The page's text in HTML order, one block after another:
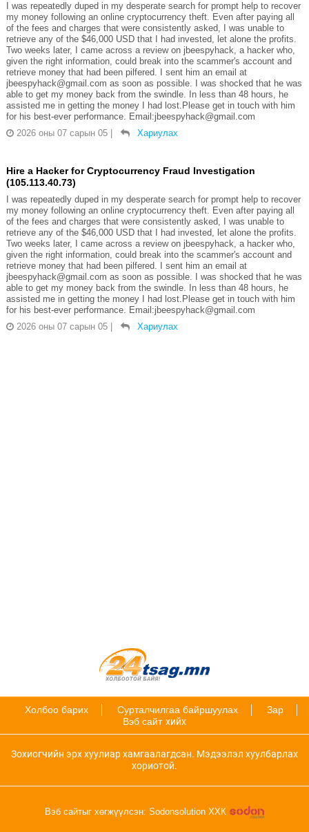
I was repeatedly duped in my desperate search for prompt help to recover
my money following an online cryptocurrency theft. Even after paying all
of the fees and charges that were consistently asked, I was unable to
retrieve any of the $46,000 USD that I had invested, let alone the profits.
Two weeks later, I came across a review on jbeespyhack, a hacker who,
given the right information, could break into the scammer's account and
retrieve money that had been pilfered. I sent him an email at
jbeespyhack@gmail.com as soon as possible. I was shocked that he was
able to get my money back from the swindle. In less than 48 hours, he
assisted me in getting the money I had lost.Please get in touch with him
for his best-ever performance. Email:jbeespyhack@gmail.com
2026 оны 07 сарын 05
Хариулах
Hire a Hacker for Cryptocurrency Fraud Investigation
(105.113.40.73)
I was repeatedly duped in my desperate search for prompt help to recover
my money following an online cryptocurrency theft. Even after paying all
of the fees and charges that were consistently asked, I was unable to
retrieve any of the $46,000 USD that I had invested, let alone the profits.
Two weeks later, I came across a review on jbeespyhack, a hacker who,
given the right information, could break into the scammer's account and
retrieve money that had been pilfered. I sent him an email at
jbeespyhack@gmail.com as soon as possible. I was shocked that he was
able to get my money back from the swindle. In less than 48 hours, he
assisted me in getting the money I had lost.Please get in touch with him
for his best-ever performance. Email:jbeespyhack@gmail.com
2026 оны 07 сарын 05
Хариулах
Холбоо барих Сурталчилгаа байршуулах
Зар
Вэб сайт хийх
Зохиогчийн эрх хуулиар хамгаалагдсан. Мэдээлэл хуулбарлах
хориотой.
Вэб сайтыг хөгжүүлсэн: Sodonsolution ХХК